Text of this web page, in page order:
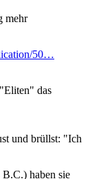
mehr
50…
das
und brüllst: "Ich
haben sie